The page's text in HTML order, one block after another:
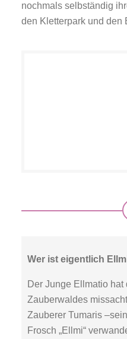
nochmals selbständig
den Kletterpark und den
Wer ist eigentlich
Der Junge Ellmatio
Zauberwaldes
Zauberer Tumaris
Frosch „Ellmi“